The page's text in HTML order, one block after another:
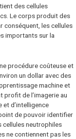
des cellules
Le corps produit des
conséquent, les cellules
importants sur la
procédure coûteuse et
un dollar avec des
machine et
profit de l’imagerie au
et d’intelligence
de pouvoir identifier
cellules neutrophiles
ne contiennent pas les